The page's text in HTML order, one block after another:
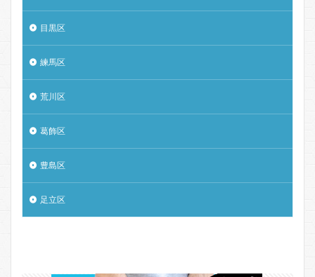
目黒区
練馬区
荒川区
葛飾区
豊島区
足立区